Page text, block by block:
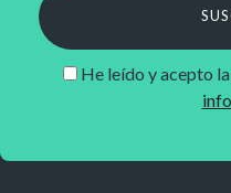
He leído y acepto la